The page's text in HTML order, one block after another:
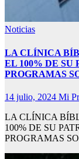
Noticias
LA CLÍNICA
EL 100% DE SU
PROGRAMAS
14 julio, 2024 Mi
LA CLÍNICA
100% DE SU
PROGRAMAS